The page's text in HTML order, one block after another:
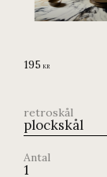
195 KR
retroskål
Antal